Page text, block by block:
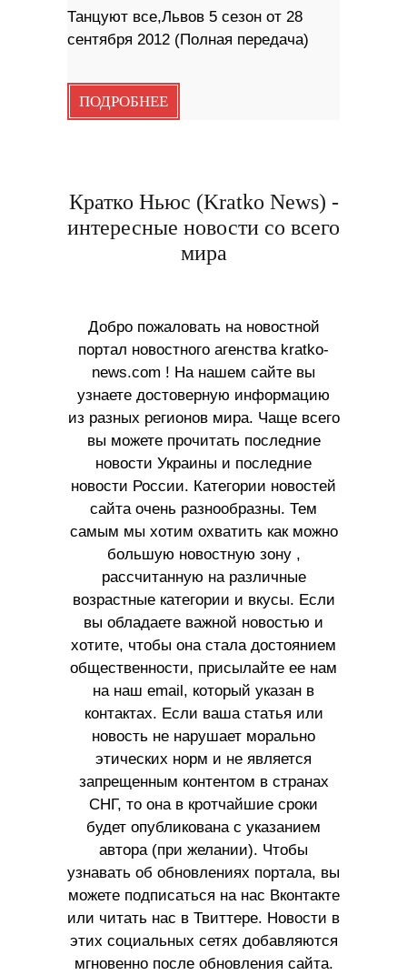
Танцуют все,Львов 5 сезон от 28
сентября 2012 (Полная передача)
ПОДРОБНЕЕ
Кратко Ньюс (Kratko News) -
интересные новости со всего
мира
Добро пожаловать на новостной
портал новостного агенства kratko-
news.com ! На нашем сайте вы
узнаете достоверную информацию
из разных регионов мира. Чаще всего
вы можете прочитать последние
новости Украины и последние
новости России. Категории новостей
сайта очень разнообразны. Тем
самым мы хотим охватить как можно
большую новостную зону ,
рассчитанную на различные
возрастные категории и вкусы. Если
вы обладаете важной новостью и
хотите, чтобы она стала достоянием
общественности, присылайте ее нам
на наш email, который указан в
контактах. Если ваша статья или
новость не нарушает морально
этических норм и не является
запрещенным контентом в странах
СНГ, то она в кротчайшие сроки
будет опубликована с указанием
автора (при желании). Чтобы
узнавать об обновлениях портала, вы
можете подписаться на нас Вконтакте
или читать нас в Твиттере. Новости в
этих социальных сетях добавляются
мгновенно после обновления сайта.